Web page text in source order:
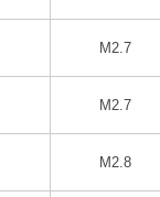
M2.7
M2.7
M2.8